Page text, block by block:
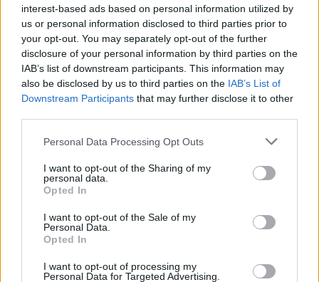
interest-based ads based on personal information utilized by
us or personal information disclosed to third parties prior to
your opt-out. You may separately opt-out of the further
disclosure of your personal information by third parties on the
IAB’s list of downstream participants. This information may
also be disclosed by us to third parties on the IAB’s List of
Downstream Participants that may further disclose it to other
Please note that this website/app uses one or more Google
not limited to your visit or usage behaviour. You may click to
grant or deny consent to Google and its third-party tags to
use your data for below specified purposes in below Google
consent section.
Personal Data Processing Opt Outs
I want to opt-out of the Sharing of my
personal data.
Opted In
I want to opt-out of the Sale of my
Personal Data.
Opted In
I want to opt-out of processing my
Personal Data for Targeted Advertising.
rappresenta un importante passo avanti per il
gioco, con l’introduzione di personaggi e mappe
che promettono di arricchire l’esperienza di gioco.
Con un attento monitoraggio delle performance e
una strategia di implementazione mirata, NetEase
sembra pronto a mantenere viva l’attenzione dei
Sei pronto a tuffarti in questa nuova avventura?
AiAdhubMedia